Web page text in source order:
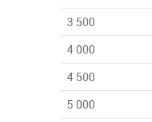
3 500
4 000
4 500
5 000